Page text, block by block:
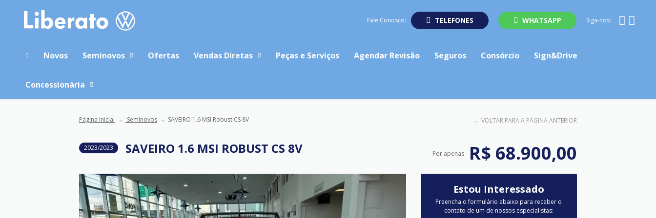
Fale Conosco: TELEFONES WHATSAPP Siga-nos:
Novos Seminovos Ofertas Vendas Diretas Peças e Serviços Agendar Revisão Seguros Consórcio Sign&Drive
Concessionária
Página Inicial Seminovos SAVEIRO 1.6 MSI Robust CS 8V ← VOLTAR PARA A PÁGINA ANTERIOR
2023/2023 SAVEIRO 1.6 MSI ROBUST CS 8V Por apenas R$ 68.900,00
Estou Interessado
Preencha o formulário abaixo para receber o
contato de um de nossos especialistas: